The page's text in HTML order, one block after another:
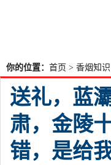
你的位置： 首页 > 香烟知识
送礼，蓝
肃，金陵
错，是给